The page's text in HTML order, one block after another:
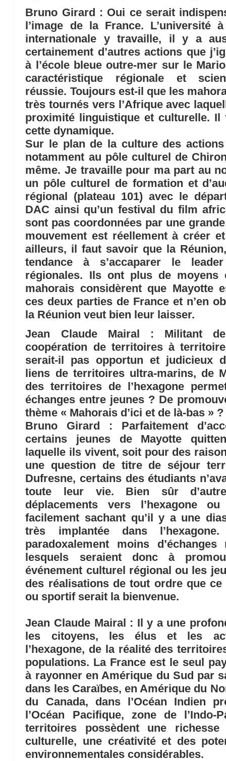
Bruno Girard : Oui ce serait
l’image de la France. L’université
internationale y travaille, il y a
certainement d’autres actions que
à l’école bleue outre-mer sur le
caractéristique régionale et
réussie. Toujours est-il que les
très tournés vers l’Afrique avec
proximité linguistique et culturelle. Il
cette dynamique.
Sur le plan de la culture des
notamment au pôle culturel de
même. Je travaille pour ma part au
un pôle culturel de formation et
régional (plateau 101) avec le
DAC ainsi qu’un festival du film
sont pas coordonnées par une
mouvement est réellement à créer
ailleurs, il faut savoir que la
tendance à s’accaparer le
régionales. Ils ont plus de moyens
mahorais considèrent que Mayotte
ces deux parties de France et n’en
la Réunion veut bien leur laisser.
Jean Claude Mairal : Militant
coopération de territoires à
serait-il pas opportun et judicieux
liens de territoires ultra-marins, de
des territoires de l’hexagone
échanges entre jeunes ? De
thème « Mahorais d’ici et de là-bas »
Bruno Girard : Parfaitement
certains jeunes de Mayotte
laquelle ils vivent, soit pour des
une question de titre de séjour
Dufresne, certains des étudiants
toute leur vie. Bien sûr
déplacements vers l’hexagone
facilement sachant qu’il y a une
très implantée dans
paradoxalement moins
lesquels seraient donc à
événement culturel régional ou les
des réalisations de tout ordre que
ou sportif serait la bienvenue.
Jean Claude Mairal : Il y a une
les citoyens, les élus et les
l’hexagone, de la réalité des
populations. La France est le seul
à rayonner en Amérique du Sud par
dans les Caraïbes, en Amérique du
du Canada, dans l’Océan Indien
l’Océan Pacifique, zone de
territoires possèdent une
culturelle, une créativité et des
environnementales considérables.